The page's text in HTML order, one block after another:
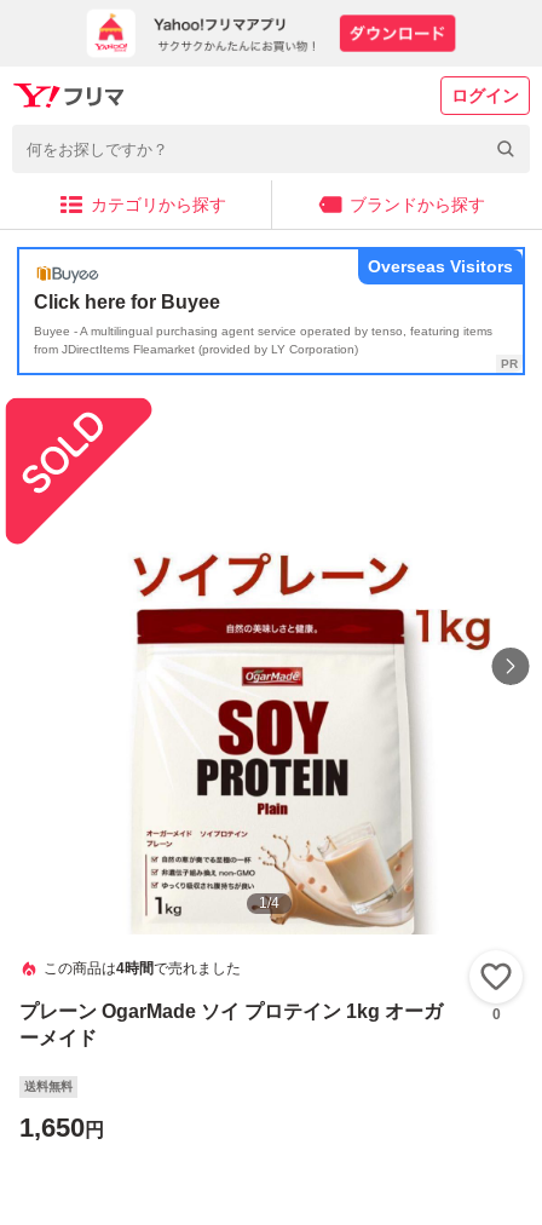
ログイン
カテゴリから探す ブランドから探す
Click here for Buyee
Buyee - A multilingual purchasing agent service operated by tenso, featuring items
from JDirectItems Fleamarket (provided by LY Corporation)
Overseas Visitors
1/4
この商品は4時間で売れました
プレーン OgarMade ソイ プロテイン 1kg オーガ
ーメイド
0
送料無料
1,650円